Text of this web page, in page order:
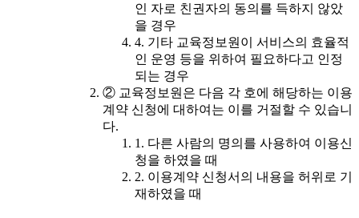
인 자로 친권자의 동의를 득하지 않았
을 경우
4. 기타 교육정보원이 서비스의 효율적
인 운영 등을 위하여 필요하다고 인정
되는 경우
② 교육정보원은 다음 각 호에 해당하는 이용
계약 신청에 대하여는 이를 거절할 수 있습니
다.
1. 다른 사람의 명의를 사용하여 이용신
청을 하였을 때
2. 이용계약 신청서의 내용을 허위로 기
재하였을 때